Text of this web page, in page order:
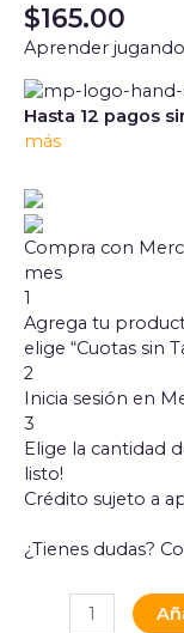
$165.00
Aprender
Hasta 12 pagos
más
Compra con
mes
1
Agrega tu
elige “Cuotas sin
2
Inicia sesión en
3
Elige la cantidad
listo!
Crédito sujeto a
¿Tienes dudas?